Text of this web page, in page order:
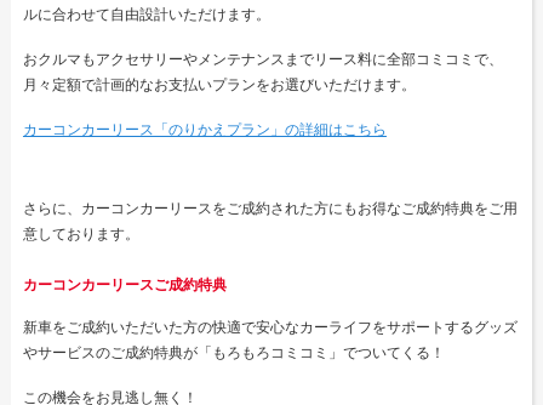
ルに合わせて自由設計いただけます。
おクルマもアクセサリーやメンテナンスまでリース料に全部コミコミで、
月々定額で計画的なお支払いプランをお選びいただけます。
カーコンカーリース「のりかえプラン」の詳細はこちら
さらに、カーコンカーリースをご成約された方にもお得なご成約特典をご用
意しております。
カーコンカーリースご成約特典
新車をご成約いただいた方の快適で安心なカーライフをサポートするグッズ
やサービスのご成約特典が「もろもろコミコミ」でついてくる！
この機会をお見逃し無く！